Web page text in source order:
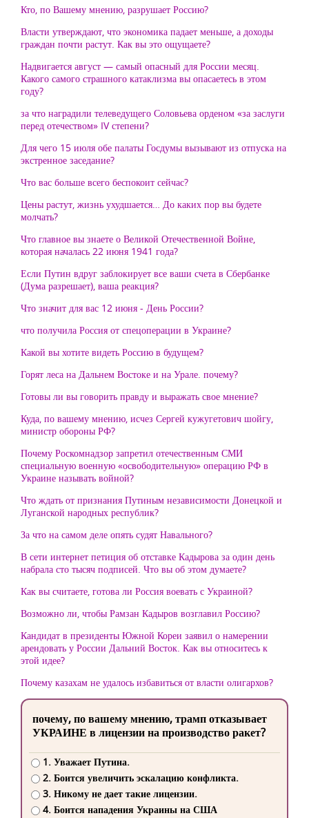
Кто, по Вашему мнению, разрушает Россию?
Власти утверждают, что экономика падает меньше, а доходы
граждан почти растут. Как вы это ощущаете?
Надвигается август — самый опасный для России месяц.
Какого самого страшного катаклизма вы опасаетесь в этом
году?
за что наградили телеведущего Соловьева орденом «за заслуги
перед отечеством» IV степени?
Для чего 15 июля обе палаты Госдумы вызывают из отпуска на
экстренное заседание?
Что вас больше всего беспокоит сейчас?
Цены растут, жизнь ухудшается… До каких пор вы будете
молчать?
Что главное вы знаете о Великой Отечественной Войне,
которая началась 22 июня 1941 года?
Если Путин вдруг заблокирует все ваши счета в Сбербанке
(Дума разрешает), ваша реакция?
Что значит для вас 12 июня - День России?
что получила Россия от спецоперации в Украине?
Какой вы хотите видеть Россию в будущем?
Горят леса на Дальнем Востоке и на Урале. почему?
Готовы ли вы говорить правду и выражать свое мнение?
Куда, по вашему мнению, исчез Сергей кужугетович шойгу,
министр обороны РФ?
Почему Роскомнадзор запретил отечественным СМИ
специальную военную «освободительную» операцию РФ в
Украине называть войной?
Что ждать от признания Путиным независимости Донецкой и
Луганской народных республик?
За что на самом деле опять судят Навального?
В сети интернет петиция об отставке Кадырова за один день
набрала сто тысяч подписей. Что вы об этом думаете?
Как вы считаете, готова ли Россия воевать с Украиной?
Возможно ли, чтобы Рамзан Кадыров возглавил Россию?
Кандидат в президенты Южной Кореи заявил о намерении
арендовать у России Дальний Восток. Как вы относитесь к
этой идее?
Почему казахам не удалось избавиться от власти олигархов?
почему, по вашему мнению, трамп отказывает
УКРАИНЕ в лицензии на производство ракет?
1. Уважает Путина.
2. Боится увеличить эскалацию конфликта.
3. Никому не дает такие лицензии.
4. Боится нападения Украины на США